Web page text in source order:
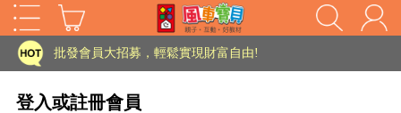
家長樂了!「風車書版集團暨FOOD超人企業總部」目前正興建中!
批發會員大招募，輕鬆實現財富自由!
登入或註冊會員